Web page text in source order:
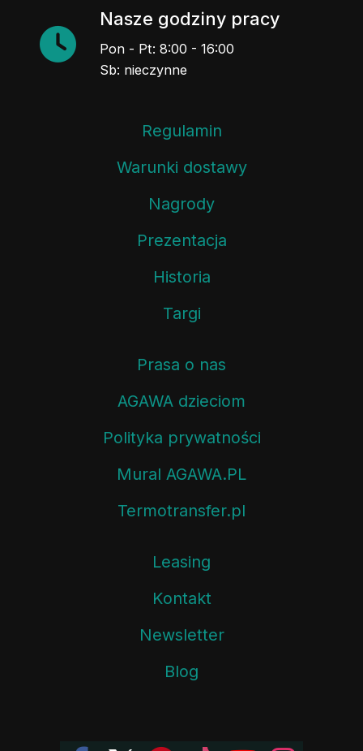
Nasze godziny pracy
Pon - Pt: 8:00 - 16:00
Sb: nieczynne
Regulamin
Warunki dostawy
Nagrody
Prezentacja
Historia
Targi
Prasa o nas
AGAWA dzieciom
Polityka prywatności
Mural AGAWA.PL
Termotransfer.pl
Leasing
Kontakt
Newsletter
Blog